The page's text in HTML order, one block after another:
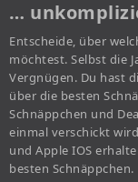
…
Entscheide, über
möchtest. Selbst die
Vergnügen. Du hast
über die besten
Schnäppchen und
einmal verschickt
und Apple IOS
besten Schnäppchen.